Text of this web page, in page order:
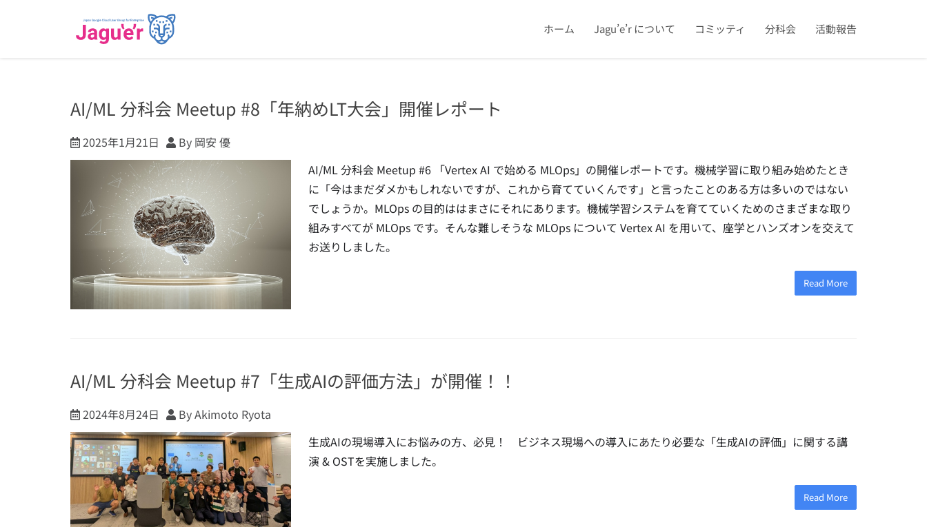
ホーム Jagu’e’r について コミッティ 分科会 活動報告
AI/ML 分科会 Meetup #8「年納めLT大会」開催レポート
2025年1月21日
By 岡安 優
AI/ML 分科会 Meetup #6 「Vertex AI で始める MLOps」の開催レポートです。機械学習に取り組み始めたとき
に「今はまだダメかもしれないですが、これから育てていくんです」と言ったことのある方は多いのではない
でしょうか。MLOps の目的ははまさにそれにあります。機械学習システムを育てていくためのさまざまな取り
組みすべてが MLOps です。そんな難しそうな MLOps について Vertex AI を用いて、座学とハンズオンを交えて
お送りしました。
Read More
AI/ML 分科会 Meetup #7「生成AIの評価方法」が開催！！
2024年8月24日
By Akimoto Ryota
生成AIの現場導入にお悩みの方、必見！ ビジネス現場への導入にあたり必要な「生成AIの評価」に関する講
演 & OSTを実施しました。
Read More